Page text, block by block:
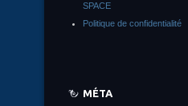
SPACE
Politique de confidentialité
MÉTA